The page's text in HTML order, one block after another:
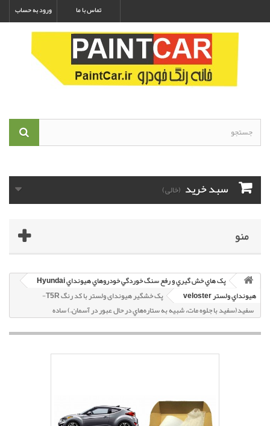
ورود به حساب تماس با ما
سبد خرید (خالی)
منو
پک هاي خش گيري و رفع سنگ خوردگي خودروهاي هيونداي Hyundai
هيونداي ولستر veloster
پک خشگير هیوندای ولستر با کد رنگ T5R-
سفيد(سفيد با جلوه مات، شبيه به ستاره‌هاي در حال عبور در آسمان.) ساده